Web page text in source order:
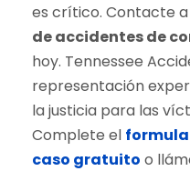
es crítico. Contacte
de accidentes de
hoy. Tennessee
representación
la justicia para las
Complete el
caso gratuito o